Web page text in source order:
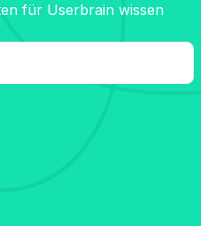
für Userbrain wissen